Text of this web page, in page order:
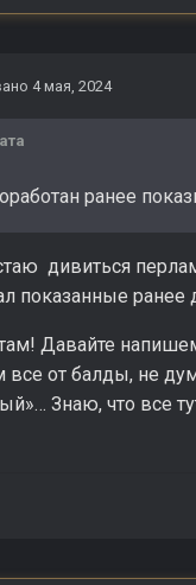
4 мая, 2024
ранее
дивиться
показанные ранее
Давайте
от балды, не
Знаю, что все